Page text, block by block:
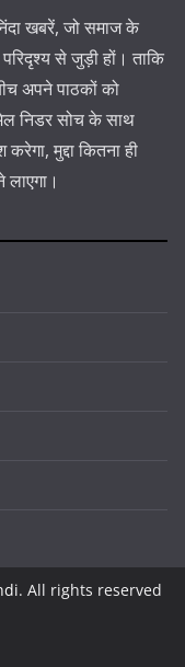
खबरें, जो समाज के
से जुड़ी हों। ताकि
अपने पाठकों को
निडर सोच के साथ
मुद्दा कितना ही
लाएगा।
. All rights reserved